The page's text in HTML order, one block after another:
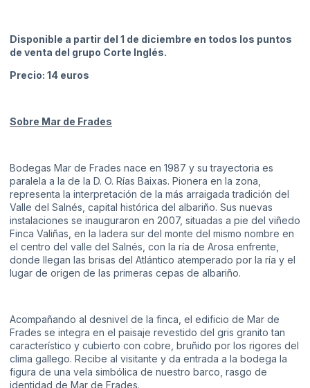
Disponible a partir del 1 de diciembre en todos los puntos
de venta del grupo Corte Inglés.
Precio: 14 euros
Sobre Mar de Frades
Bodegas Mar de Frades nace en 1987 y su trayectoria es
paralela a la de la D. O. Rías Baixas. Pionera en la zona,
representa la interpretación de la más arraigada tradición del
Valle del Salnés, capital histórica del albariño. Sus nuevas
instalaciones se inauguraron en 2007, situadas a pie del viñedo
Finca Valiñas, en la ladera sur del monte del mismo nombre en
el centro del valle del Salnés, con la ría de Arosa enfrente,
donde llegan las brisas del Atlántico atemperado por la ría y el
lugar de origen de las primeras cepas de albariño.
Acompañando al desnivel de la finca, el edificio de Mar de
Frades se integra en el paisaje revestido del gris granito tan
característico y cubierto con cobre, bruñido por los rigores del
clima gallego. Recibe al visitante y da entrada a la bodega la
figura de una vela simbólica de nuestro barco, rasgo de
identidad de Mar de Frades.